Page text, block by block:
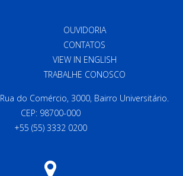
OUVIDORIA
CONTATOS
VIEW IN ENGLISH
TRABALHE CONOSCO
Rua do Comércio, 3000, Bairro Universitário.
CEP: 98700-000
+55 (55) 3332 0200